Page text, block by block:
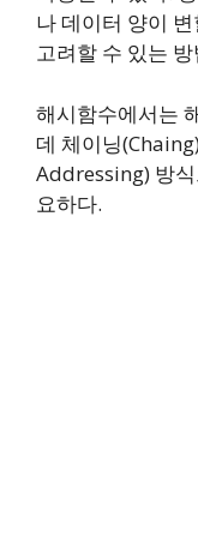
나 데이터 양이
고려할 수 있는
해시함수에서는
데 체이닝
Addressing) 방
요하다.